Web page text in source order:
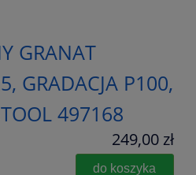
GRANAT
GRADACJA P100,
497168
249,00 zł
do koszyka